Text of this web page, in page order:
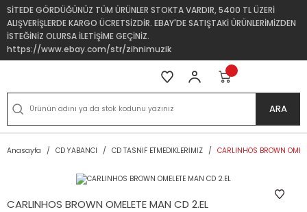
SİTEDE GÖRDÜĞÜNÜZ TÜM ÜRÜNLER STOKTA VARDIR, 5400 TL ÜZERİ
ALIŞVERİŞLERDE KARGO ÜCRETSİZDİR. EBAY'DE SATIŞTAKİ ÜRÜNLERİMİZDEN
İSTEĞİNİZ OLURSA İLETİŞİME GEÇİNİZ.
https://www.ebay.com/str/zihnimuzik
ARA
Anasayfa CD YABANCI CD TASNİF ETMEDİKLERİMİZ CARLINHOS BROWN
CARLINHOS BROWN OMELETE MAN CD 2.EL